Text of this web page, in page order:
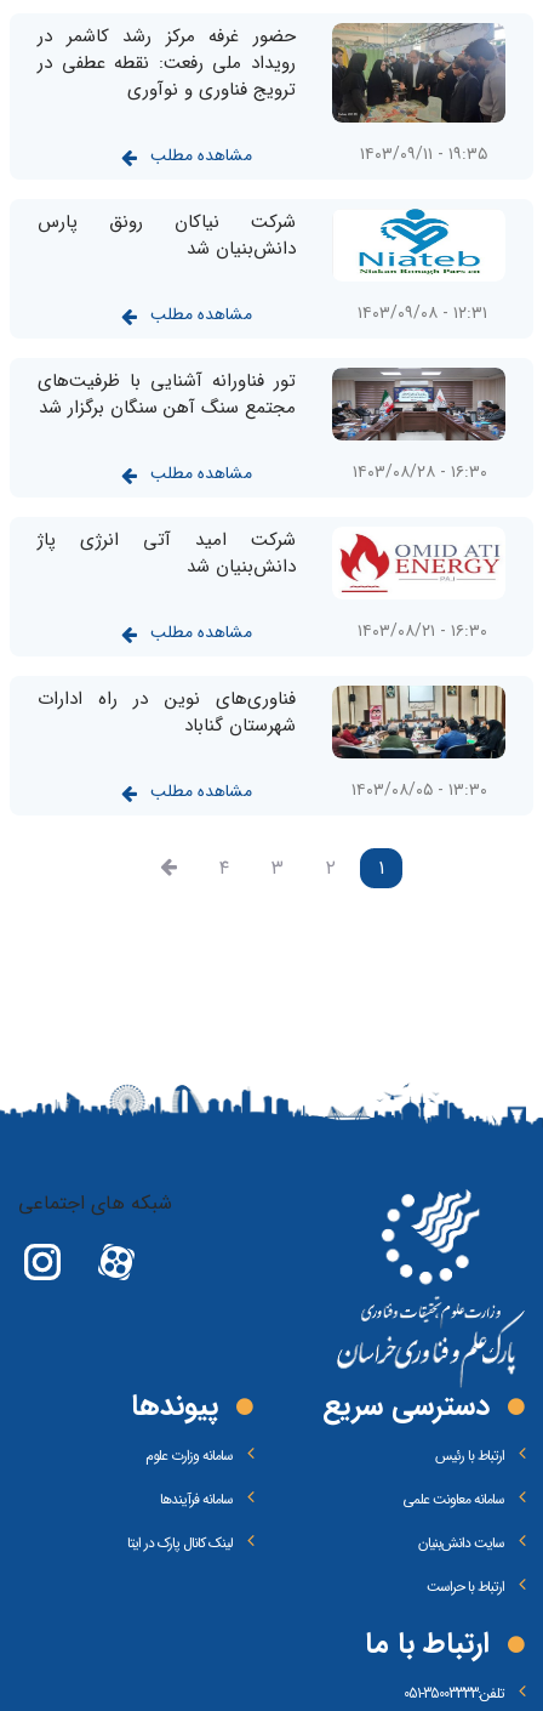
حضور غرفه مرکز رشد کاشمر در
رویداد ملی رفعت: نقطه عطفی در
ترویج فناوری و نوآوری
۱۹:۳۵ - ۱۴۰۳/۰۹/۱۱ مشاهده مطلب
شرکت نیاکان رونق پارس
دانش‌بنیان شد
۱۲:۳۱ - ۱۴۰۳/۰۹/۰۸ مشاهده مطلب
تور فناورانه آشنایی با ظرفیت‌های
مجتمع سنگ آهن سنگان برگزار شد
۱۶:۳۰ - ۱۴۰۳/۰۸/۲۸ مشاهده مطلب
شرکت امید آتی انرژی پاژ
دانش‌بنیان شد
۱۶:۳۰ - ۱۴۰۳/۰۸/۲۱ مشاهده مطلب
فناوری‌های نوین در راه ادارات
شهرستان گناباد
۱۳:۳۰ - ۱۴۰۳/۰۸/۰۵ مشاهده مطلب
۱ ۲ ۳ ۴
شبکه های اجتماعی
دسترسی سریع
ارتباط با رئیس
سامانه معاونت علمی
سایت دانش‌بنیان
ارتباط با حراست
پیوند‌ها
سامانه وزارت علوم
سامانه فرآیندها
لینک کانال پارک در ایتا
ارتباط با ما
تلفن:35003333-051